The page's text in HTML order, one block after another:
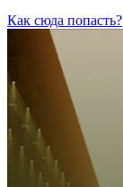
Как сюда попасть?